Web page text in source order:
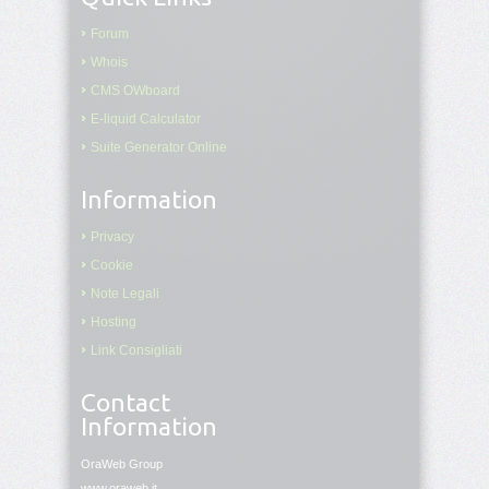
JS
Storage
in
JS
form
JS
Introduzione
AJAX
Forum
Whois
CMS OWboard
E-liquid Calculator
Suite Generator Online
Information
Privacy
Cookie
Note Legali
Hosting
Link Consigliati
Contact
Information
OraWeb Group